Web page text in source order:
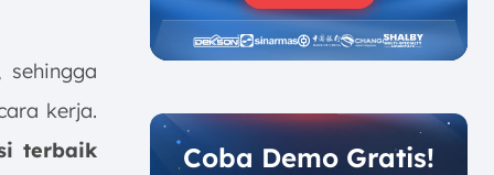
kerja.
terbaik
Coba Demo Gratis!